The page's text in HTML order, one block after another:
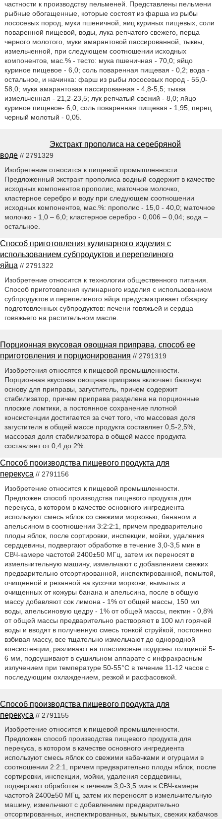
частности к производству пельменей. Представлены пельмени
рыбные обогащенные, которые состоят из фарша из рыбы
лососевых пород, муки пшеничной, яиц куриных пищевых, соли
поваренной пищевой, воды, лука репчатого свежего, перца
черного молотого, муки амарантовой пассированной, тыквы,
измельченной, при следующем соотношении исходных
компонентов, мас.% - тесто: мука пшеничная - 70,0; яйцо
куриное пищевое - 6,0; соль поваренная пищевая - 0,2; вода -
остальное, и начинка: фарш из рыбы лососевых пород - 55,0-
58,0; мука амарантовая пассированная - 4,8-5,5; тыква
измельченная - 21,2-23,5; лук репчатый свежий - 8,0; яйцо
куриное пищевое- 6,0; соль поваренная пищевая - 1,95; перец
черный молотый - 0,05.
Экстракт прополиса на серебряной
воде // 2791329
Изобретение относится к пищевой промышленности.
Предложенный экстракт прополиса водный содержит в качестве
исходных компонентов прополис, маточное молочко,
кластерное серебро и воду при следующем соотношении
исходных компонентов, мас.%: прополис - 15,0 - 40,0; маточное
молочко - 1,0 – 6,0; кластерное серебро - 0,006 – 0,04; вода –
остальное.
Способ приготовления кулинарного изделия с
использованием субпродуктов и перепелиного
яйца // 2791322
Изобретение относится к технологии общественного питания.
Способ приготовления кулинарного изделия с использованием
субпродуктов и перепелиного яйца предусматривает обжарку
подготовленных субпродуктов: печени говяжьей и сердца
говяжьего на растительном масле.
Порционная вкусовая овощная приправа, способ ее
приготовления и порционирования // 2791319
Изобретения относятся к пищевой промышленности.
Порционная вкусовая овощная приправа включает базовую
основу для приправы, загуститель, причем содержит
стабилизатор, причем приправа разделена на порционные
плоские ломтики, а постоянное сохранение плотной
консистенции достигается за счет того, что массовая доля
загустителя в общей массе продукта составляет 0,5-2,5%,
массовая доля стабилизатора в общей массе продукта
составляет от 0,4 до 2%.
Способ производства пищевого продукта для
перекуса // 2791156
Изобретение относится к пищевой промышленности.
Предложен способ производства пищевого продукта для
перекуса, в котором в качестве основного ингредиента
используют смесь яблок со свежими морковью, бананом и
апельсином в соотношении 3:2:2:1, причем предварительно
плоды яблок, после сортировки, инспекции, мойки, удаления
сердцевины, подвергают обработке в течение 3,0-3,5 мин в
СВЧ-камере частотой 2400±50 МГц, затем их переносят в
измельчительную машину, измельчают с добавлением свежих
предварительно отсортированной, инспектированной, помытой,
очищенной и резанной на кусочки моркови, вымытых и
очищенных от кожуры банана и апельсина, после в общую
массу добавляют сок лимона - 1% от общей массы, 150 мл
воды, апельсиновую цедру - 1% от общей массы, пектин - 0,8%
от общей массы предварительно растворяют в 100 мл горячей
воды и вводят в полученную смесь тонкой струйкой, постоянно
взбивая массу, все тщательно измельчают до однородной
консистенции, разливают на пластиковые поддоны толщиной 5-
6 мм, подсушивают в сушильном аппарате с инфракрасным
излучением при температуре 50-55°С в течение 11-12 часов с
последующим охлаждением, резкой и расфасовкой.
Способ производства пищевого продукта для
перекуса // 2791155
Изобретение относится к пищевой промышленности.
Предложен способ производства пищевого продукта для
перекуса, в котором в качестве основного ингредиента
используют смесь яблок со свежими кабачками и огурцами в
соотношении 2:2:1, причем предварительно плоды яблок, после
сортировки, инспекции, мойки, удаления сердцевины,
подвергают обработке в течение 3,0-3,5 мин в СВЧ-камере
частотой 2400±50 МГц, затем их переносят в измельчительную
машину, измельчают с добавлением предварительно
отсортированных, инспектированных, вымытых, свежих кабачков